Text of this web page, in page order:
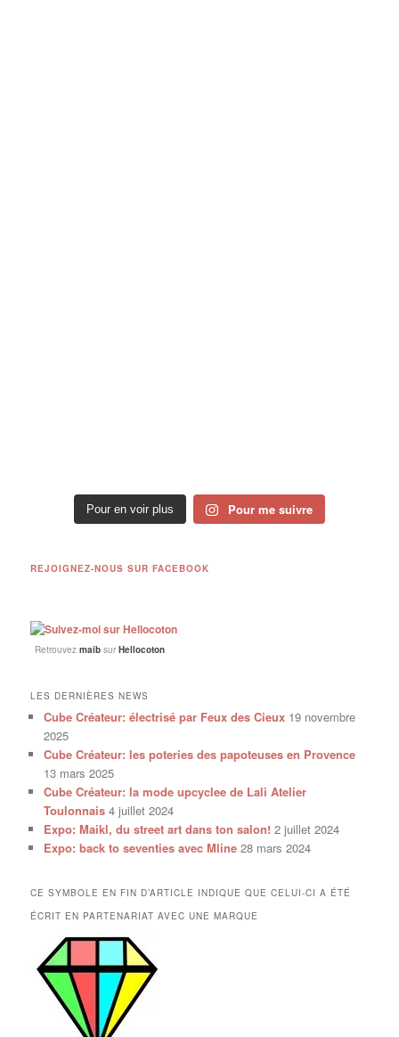
Pour en voir plus Pour me suivre
REJOIGNEZ-NOUS SUR FACEBOOK
Retrouvezmaib surHellocoton
LES DERNIÈRES NEWS
Cube Créateur: électrisé par Feux des Cieux 19 novembre
2025
Cube Créateur: les poteries des papoteuses en Provence
13 mars 2025
Cube Créateur: la mode upcyclee de Lali Atelier
Toulonnais 4 juillet 2024
Expo: Maikl, du street art dans ton salon! 2 juillet 2024
Expo: back to seventies avec Mline 28 mars 2024
CE SYMBOLE EN FIN D’ARTICLE INDIQUE QUE CELUI-CI A ÉTÉ
ÉCRIT EN PARTENARIAT AVEC UNE MARQUE